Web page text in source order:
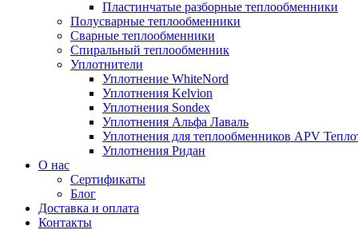
Пластинчатые разборные теплообменники
Полусварные теплообменники
Сварные теплообменники
Спиральный теплообменник
Уплотнители
Уплотнение WhiteNord
Уплотнения Kelvion
Уплотнения Sondex
Уплотнения Альфа Лаваль
Уплотнения для теплообменников APV
Уплотнения Ридан
О нас
Сертификаты
Блог
Доставка и оплата
Контакты